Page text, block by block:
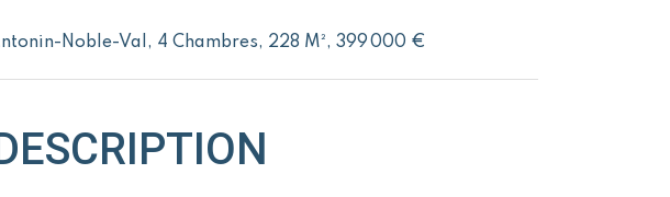
Noble-Val, 4 Chambres, 228 M², 399 000 €